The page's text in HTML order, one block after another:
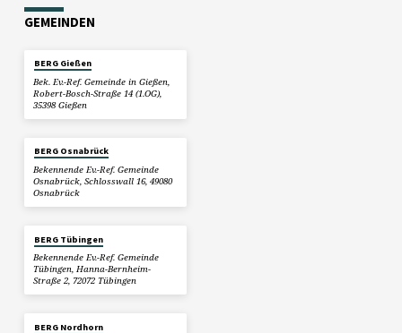
GEMEINDEN
BERG Gießen
Bek. Ev.-Ref. Gemeinde in Gießen,
Robert-Bosch-Straße 14 (1.OG),
35398 Gießen
BERG Osnabrück
Bekennende Ev.-Ref. Gemeinde
Osnabrück, Schlosswall 16, 49080
Osnabrück
BERG Tübingen
Bekennende Ev.-Ref. Gemeinde
Tübingen, Hanna-Bernheim-
Straße 2, 72072 Tübingen
BERG Nordhorn